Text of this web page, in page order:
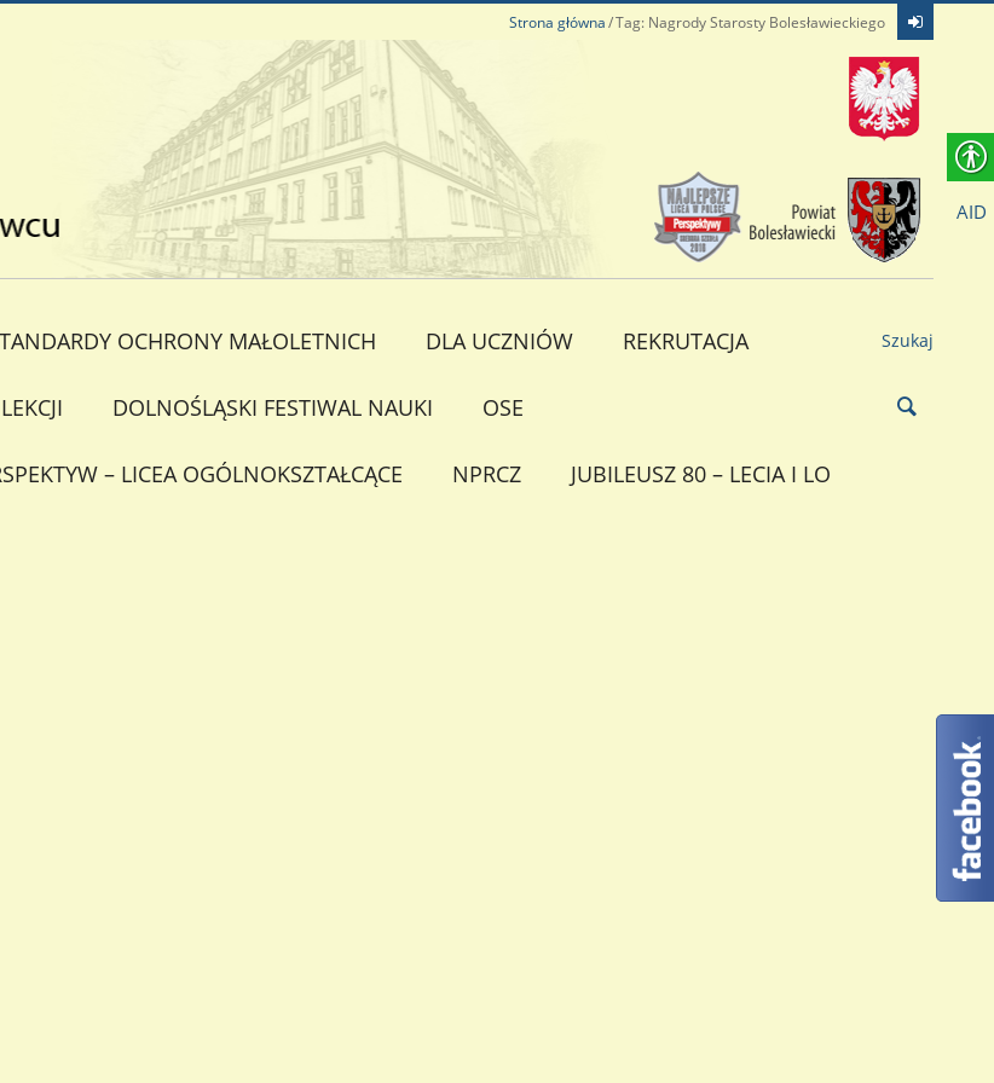
Strona główna Tag: Nagrody Starosty Bolesławieckiego
OCHRONY MAŁOLETNICH DLA UCZNIÓW REKRUTACJA
DOLNOŚLĄSKI FESTIWAL NAUKI OSE
– LICEA OGÓLNOKSZTAŁCĄCE NPRCZ JUBILEUSZ 80 – LECIA I LO
Szukaj
AID